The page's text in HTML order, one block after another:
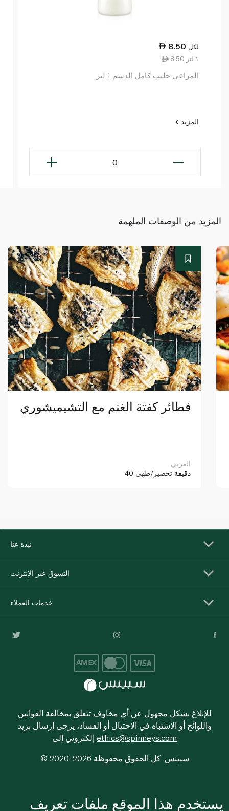
8.50 لكل
8.50 ١ لتر
المراعي حليب كامل الدسم 1 لتر
المزيد
0
المزيد من الوصفات الملهمة
فطائر كفتة الغنم مع التشيميشوري
العربي
40 دقيقة تحضير/طهي
نبذة عنا
التسوق عبر الإنترنت
خدمات العملاء
للإبلاغ بشكل مجهول عن أي مخاوف تتعلق بمخالفة القوانين
واللوائح أو الاشتباه في الاحتيال أو الفساد، يرجى إرسال بريد
ethics@spinneys.com
© 2020-2026 سبينس. كل الحقوق محفوظة
يستخدم هذا الموقع ملفات تعريف